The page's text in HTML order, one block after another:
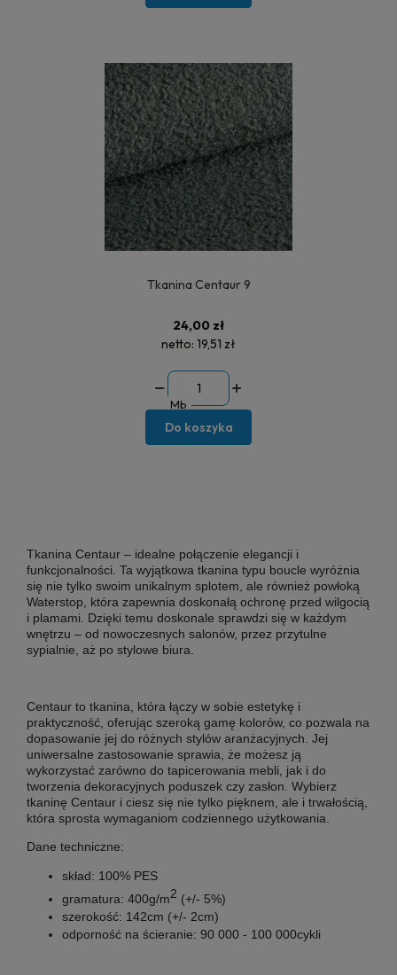
Tkanina Centaur 9
24,00 zł
netto: 19,51 zł
Mb
Do koszyka
Tkanina Centaur – idealne połączenie elegancji i
funkcjonalności. Ta wyjątkowa tkanina typu boucle wyróżnia
się nie tylko swoim unikalnym splotem, ale również powłoką
Waterstop, która zapewnia doskonałą ochronę przed wilgocią
i plamami. Dzięki temu doskonale sprawdzi się w każdym
wnętrzu – od nowoczesnych salonów, przez przytulne
sypialnie, aż po stylowe biura.
Centaur to tkanina, która łączy w sobie estetykę i
praktyczność, oferując szeroką gamę kolorów, co pozwala na
dopasowanie jej do różnych stylów aranżacyjnych. Jej
uniwersalne zastosowanie sprawia, że możesz ją
wykorzystać zarówno do tapicerowania mebli, jak i do
tworzenia dekoracyjnych poduszek czy zasłon. Wybierz
tkaninę Centaur i ciesz się nie tylko pięknem, ale i trwałością,
która sprosta wymaganiom codziennego użytkowania.
Dane techniczne:
skład: 100% PES
gramatura: 400g/m2 (+/- 5%)
szerokość: 142cm (+/- 2cm)
odporność na ścieranie: 90 000 - 100 000cykli